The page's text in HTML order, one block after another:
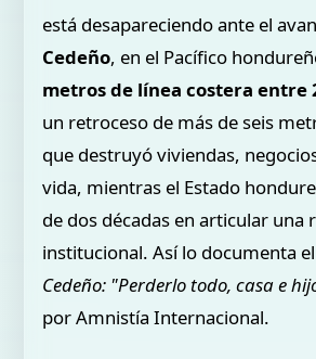
está desapareciendo ante el
Cedeño, en el Pacífico
metros de línea costera entre
un retroceso de más de seis
que destruyó viviendas,
vida, mientras el Estado
de dos décadas en articular una
institucional. Así lo documenta
Cedeño: "Perderlo todo, casa e
por Amnistía Internacional.